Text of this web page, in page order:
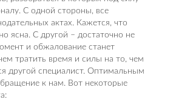
С одной стороны, все
актах. Кажется, что
ясна. С другой – достаточно не
и обжалование станет
тратить время и силы на то, чем
другой специалист. Оптимальным
к нам. Вот некоторые